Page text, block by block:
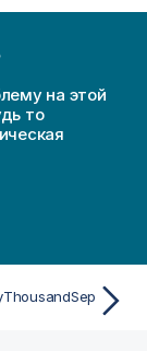
на этой
то